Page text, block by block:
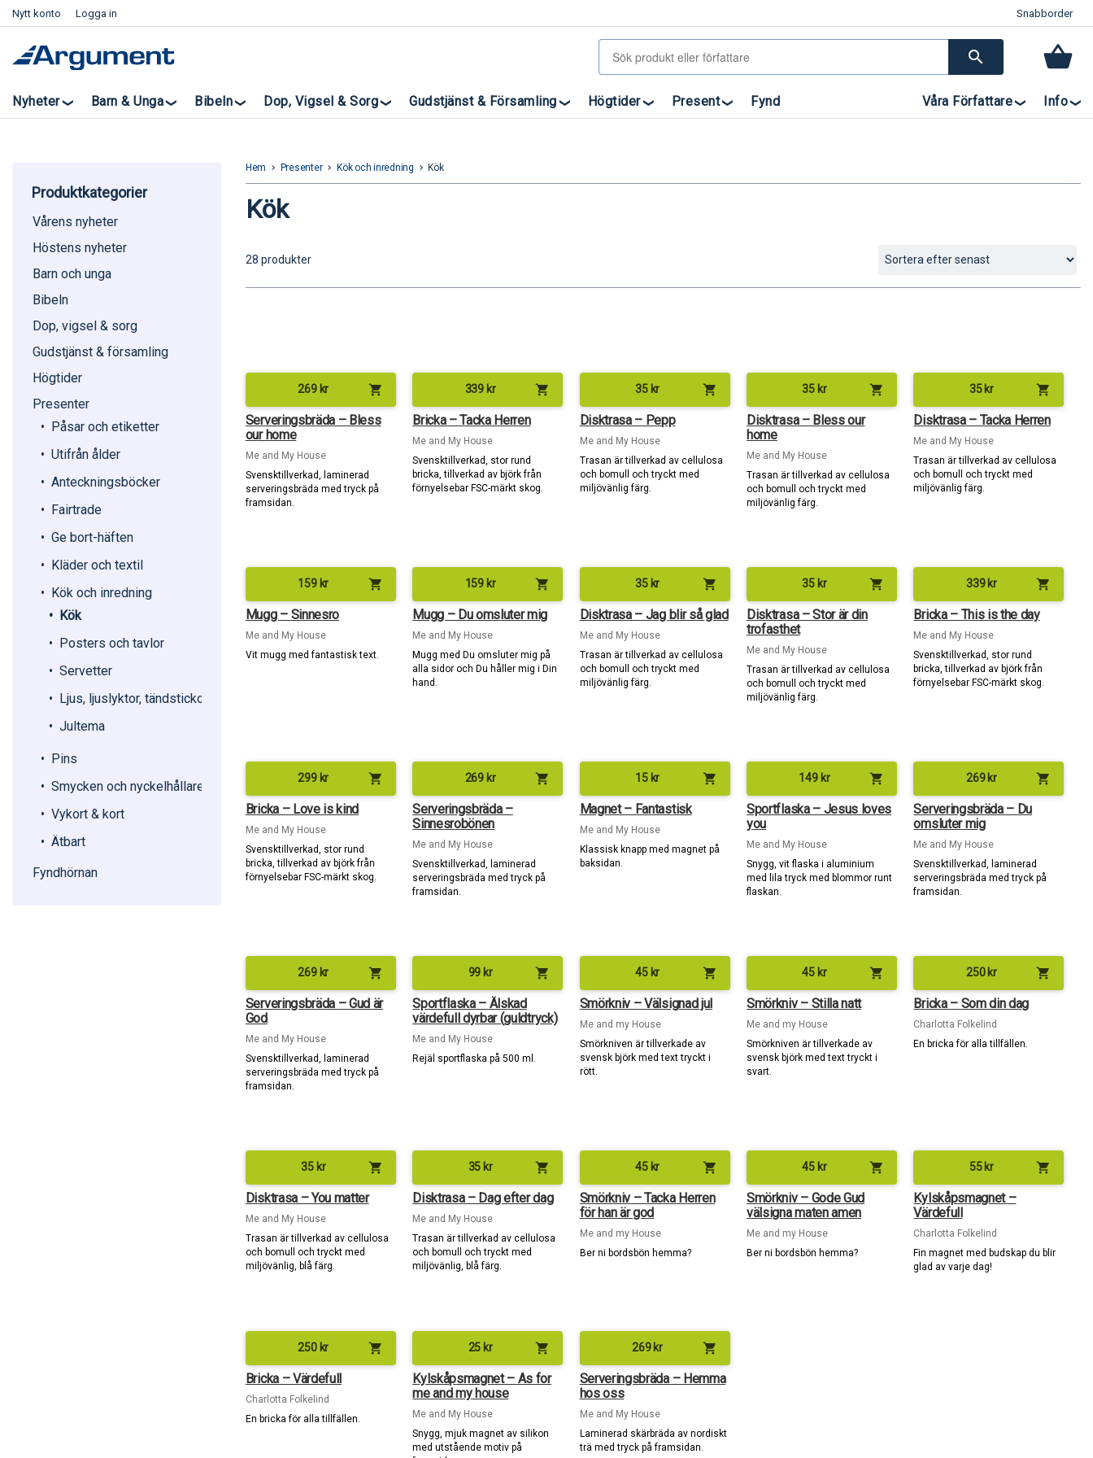
Nytt konto Logga in Snabborder
search
Nyheter Barn & Unga Bibeln Dop, Vigsel & Sorg Gudstjänst & Församling Högtider Present Fynd Våra Författare Info
Hem keyboard_arrow_right Presenter keyboard_arrow_right Kök och inredning keyboard_arrow_right Kök
Kök
28 produkter
269 kr shopping_cart
Serveringsbräda – Bless
our home
Me and My House
Svensktillverkad, laminerad
serveringsbräda med tryck på
framsidan.
339 kr shopping_cart
Bricka – Tacka Herren
Me and My House
Svensktillverkad, stor rund
bricka, tillverkad av björk från
förnyelsebar FSC-märkt skog.
35 kr shopping_cart
Disktrasa – Pepp
Me and My House
Trasan är tillverkad av cellulosa
och bomull och tryckt med
miljövänlig färg.
35 kr shopping_cart
Disktrasa – Bless our
home
Me and My House
Trasan är tillverkad av cellulosa
och bomull och tryckt med
miljövänlig färg.
35 kr shopping_cart
Disktrasa – Tacka Herren
Me and My House
Trasan är tillverkad av cellulosa
och bomull och tryckt med
miljövänlig färg.
159 kr shopping_cart
Mugg – Sinnesro
Me and My House
Vit mugg med fantastisk text.
159 kr shopping_cart
Mugg – Du omsluter mig
Me and My House
Mugg med Du omsluter mig på
alla sidor och Du håller mig i Din
hand.
35 kr shopping_cart
Disktrasa – Jag blir så glad
Me and My House
Trasan är tillverkad av cellulosa
och bomull och tryckt med
miljövänlig färg.
35 kr shopping_cart
Disktrasa – Stor är din
trofasthet
Me and My House
Trasan är tillverkad av cellulosa
och bomull och tryckt med
miljövänlig färg.
339 kr shopping_cart
Bricka – This is the day
Me and My House
Svensktillverkad, stor rund
bricka, tillverkad av björk från
förnyelsebar FSC-märkt skog.
299 kr shopping_cart
Bricka – Love is kind
Me and My House
Svensktillverkad, stor rund
bricka, tillverkad av björk från
förnyelsebar FSC-märkt skog.
269 kr shopping_cart
Serveringsbräda –
Sinnesrobönen
Me and My House
Svensktillverkad, laminerad
serveringsbräda med tryck på
framsidan.
15 kr shopping_cart
Magnet – Fantastisk
Me and My House
Klassisk knapp med magnet på
baksidan.
149 kr shopping_cart
Sportflaska – Jesus loves
you
Me and My House
Snygg, vit flaska i aluminium
med lila tryck med blommor runt
flaskan.
269 kr shopping_cart
Serveringsbräda – Du
omsluter mig
Me and My House
Svensktillverkad, laminerad
serveringsbräda med tryck på
framsidan.
269 kr shopping_cart
Serveringsbräda – Gud är
God
Me and My House
Svensktillverkad, laminerad
serveringsbräda med tryck på
framsidan.
99 kr shopping_cart
Sportflaska – Älskad
värdefull dyrbar (guldtryck)
Me and My House
Rejäl sportflaska på 500 ml.
45 kr shopping_cart
Smörkniv – Välsignad jul
Me and my House
Smörkniven är tillverkade av
svensk björk med text tryckt i
rött.
45 kr shopping_cart
Smörkniv – Stilla natt
Me and my House
Smörkniven är tillverkade av
svensk björk med text tryckt i
svart.
250 kr shopping_cart
Bricka – Som din dag
Charlotta Folkelind
En bricka för alla tillfällen.
35 kr shopping_cart
Disktrasa – You matter
Me and My House
Trasan är tillverkad av cellulosa
och bomull och tryckt med
miljövänlig, blå färg.
35 kr shopping_cart
Disktrasa – Dag efter dag
Me and My House
Trasan är tillverkad av cellulosa
och bomull och tryckt med
miljövänlig, blå färg.
45 kr shopping_cart
Smörkniv – Tacka Herren
för han är god
Me and my House
Ber ni bordsbön hemma?
45 kr shopping_cart
Smörkniv – Gode Gud
välsigna maten amen
Me and my House
Ber ni bordsbön hemma?
55 kr shopping_cart
Kylskåpsmagnet –
Värdefull
Charlotta Folkelind
Fin magnet med budskap du blir
glad av varje dag!
250 kr shopping_cart
Bricka – Värdefull
Charlotta Folkelind
En bricka för alla tillfällen.
25 kr shopping_cart
Kylskåpsmagnet – As for
me and my house
Me and My House
Snygg, mjuk magnet av silikon
med utstående motiv på
269 kr shopping_cart
Serveringsbräda – Hemma
hos oss
Me and My House
Laminerad skärbräda av nordiskt
trä med tryck på framsidan.
Produktkategorier
Vårens nyheter
Höstens nyheter
Barn och unga
Bibeln
Dop, vigsel & sorg
Gudstjänst & församling
Högtider
Presenter
Påsar och etiketter
Utifrån ålder
Anteckningsböcker
Fairtrade
Ge bort-häften
Kläder och textil
Kök och inredning
Kök
Posters och tavlor
Servetter
Ljus, ljuslyktor, tändstickor
Jultema
Pins
Smycken och nyckelhållare
Vykort & kort
Ätbart
Fyndhörnan